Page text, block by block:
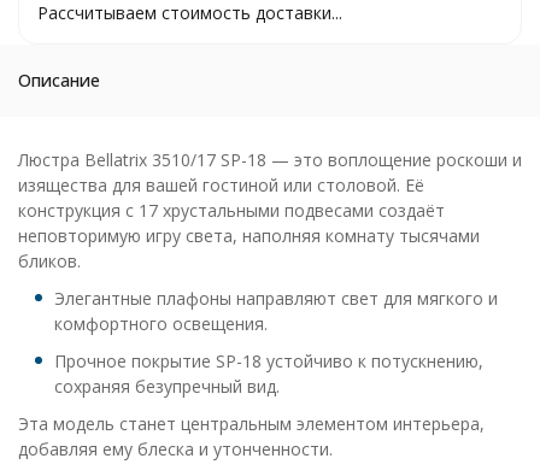
Рассчитываем стоимость доставки...
Описание
Люстра Bellatrix 3510/17 SP-18 — это воплощение роскоши и
изящества для вашей гостиной или столовой. Её
конструкция с 17 хрустальными подвесами создаёт
неповторимую игру света, наполняя комнату тысячами
бликов.
Элегантные плафоны направляют свет для мягкого и
комфортного освещения.
Прочное покрытие SP-18 устойчиво к потускнению,
сохраняя безупречный вид.
Эта модель станет центральным элементом интерьера,
добавляя ему блеска и утонченности.